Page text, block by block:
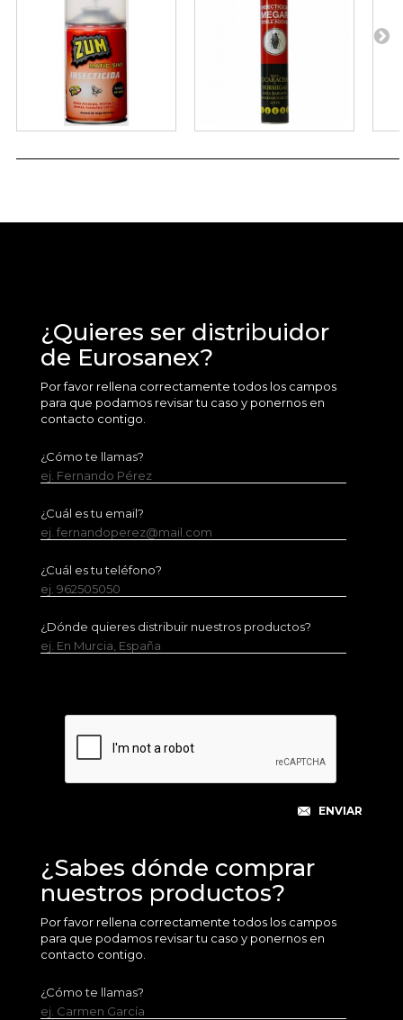
¿Quieres ser distribuidor
de Eurosanex?
Por favor rellena correctamente todos los campos
para que podamos revisar tu caso y ponernos en
contacto contigo.
¿Cómo te llamas?
ej. Fernando Pérez
¿Cuál es tu email?
ej. fernandoperez@mail.com
¿Cuál es tu teléfono?
ej. 962505050
¿Dónde quieres distribuir nuestros productos?
ej. En Murcia, España
¿Sabes dónde comprar
nuestros productos?
Por favor rellena correctamente todos los campos
para que podamos revisar tu caso y ponernos en
contacto contigo.
¿Cómo te llamas?
ej. Carmen García